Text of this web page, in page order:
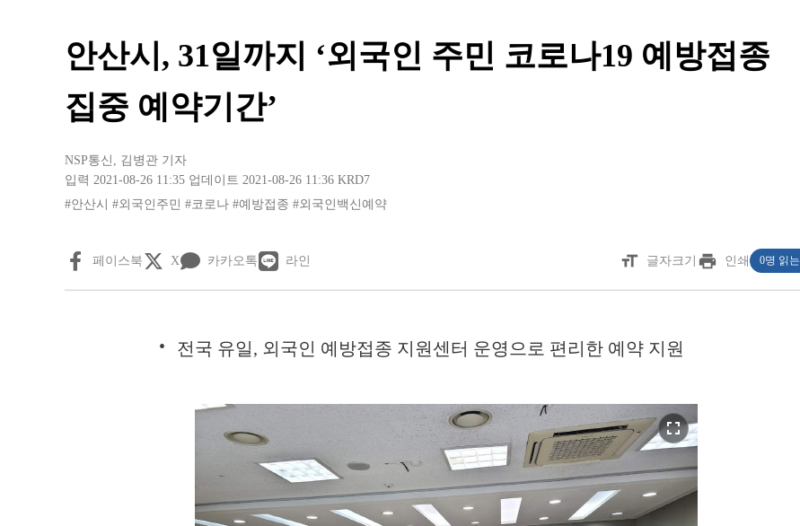
안산시, 31일까지 ‘외국인 주민 코로나19 예방접종
집중 예약기간’
NSP통신 , 김병관 기자
입력 2021-08-26 11:35 업데이트 2021-08-26 11:36 KRD7
#안산시
#외국인주민 #코로나 #예방접종 #외국인백신예약
페이스북 X 카카오톡 라인 format_size 글자크기 print 인쇄 0명 읽
전국 유일, 외국인 예방접종 지원센터 운영으로 편리한 예약 지원
fullscreen